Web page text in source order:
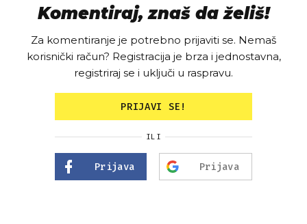
Komentiraj, znaš da želiš!
Za komentiranje je potrebno prijaviti se. Nemaš
korisnički račun? Registracija je brza i jednostavna,
registriraj se i uključi u raspravu.
PRIJAVI SE!
ILI
Prijava Prijava